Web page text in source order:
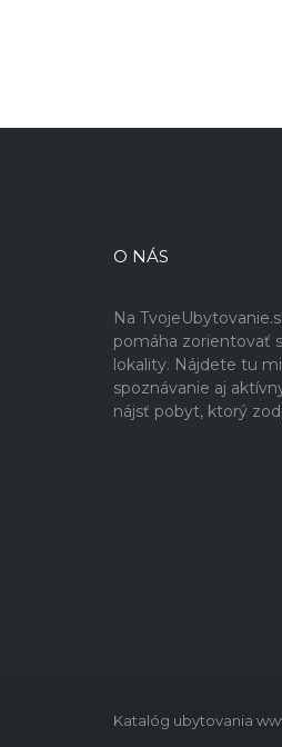
O NÁS
Na
pomáha zorientovať
lokality. Nájdete tu
spoznávanie aj
nájsť pobyt, ktorý
Katalóg ubytovania